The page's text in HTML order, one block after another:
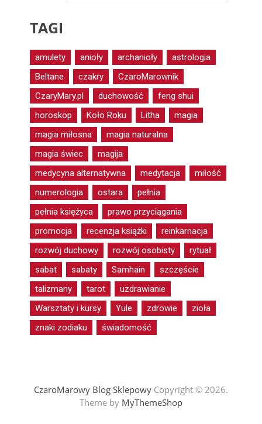
TAGI
amulety anioły archanioły
astrologia
Beltane
czakry
CzaroMarownik
CzaryMary.pl
duchowość
feng shui
horoskop
Koło Roku Litha
magia
magia miłosna
magia naturalna
magia świec
magija
medycyna alternatywna
medytacja
miłość
numerologia
ostara
pełnia
pełnia księżyca
prawo przyciągania
promocja
recenzja książki
reinkarnacja
rozwój duchowy
rozwój osobisty
rytuał
sabat
sabaty Samhain
szczęście
talizmany
tarot
uzdrawianie
Warsztaty i kursy
Yule zdrowie
zioła
znaki zodiaku
świadomość
CzaroMarowy Blog SklepowyCopyright © 2026.
Theme by MyThemeShop